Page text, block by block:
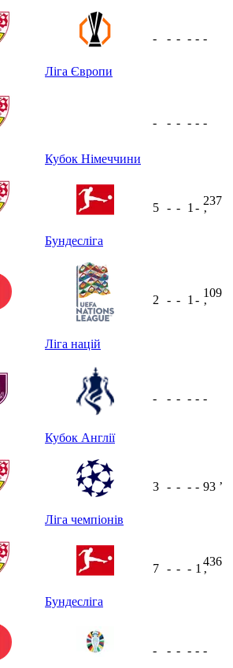
Ліга Європи
- - - - - -
Кубок Німеччини
- - - - - -
Бундесліга
5 - - 1 -
237
ʼ
Ліга націй
2 - - 1 -
109
ʼ
Кубок Англії
- - - - - -
Ліга чемпіонів
3 - - - - 93 ʼ
Бундесліга
7 - - - 1
436
ʼ
- - - - - -